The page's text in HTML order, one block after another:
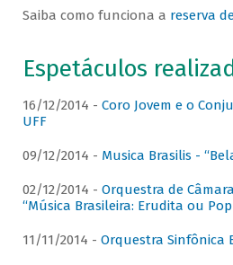
Saiba como funciona a reserva
Espetáculos
16/12/2014 - Coro Jovem e o
UFF
09/12/2014 - Musica Brasilis -
02/12/2014 - Orquestra de
“Música Brasileira: Erudita ou
11/11/2014 - Orquestra Sinfônica